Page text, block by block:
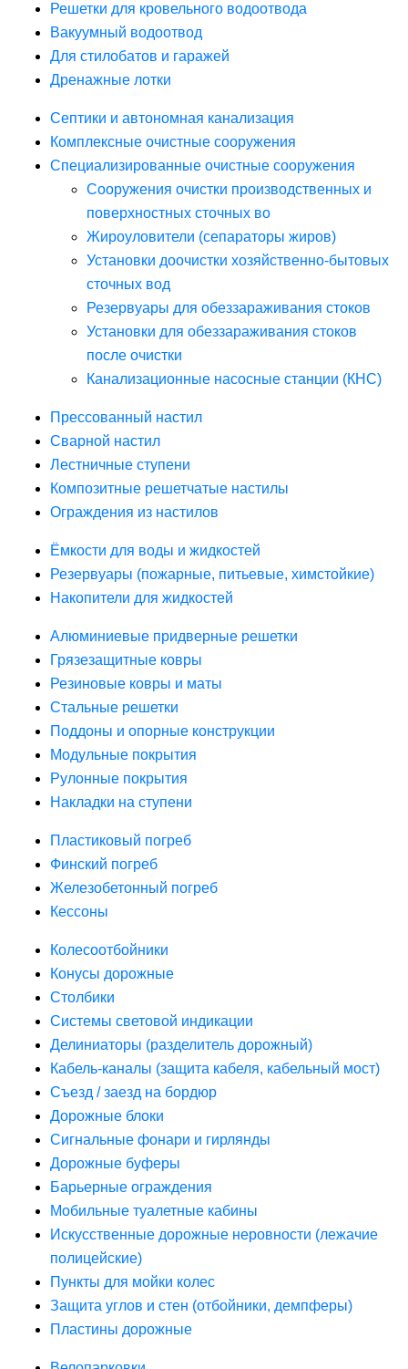
Решетки для кровельного водоотвода
Вакуумный водоотвод
Для стилобатов и гаражей
Дренажные лотки
Септики и автономная канализация
Комплексные очистные сооружения
Специализированные очистные сооружения
Сооружения очистки производственных и
поверхностных сточных во
Жироуловители (сепараторы жиров)
Установки доочистки хозяйственно-бытовых
сточных вод
Резервуары для обеззараживания стоков
Установки для обеззараживания стоков
после очистки
Канализационные насосные станции (КНС)
Прессованный настил
Сварной настил
Лестничные ступени
Композитные решетчатые настилы
Ограждения из настилов
Ёмкости для воды и жидкостей
Резервуары (пожарные, питьевые, химстойкие)
Накопители для жидкостей
Алюминиевые придверные решетки
Грязезащитные ковры
Резиновые ковры и маты
Стальные решетки
Поддоны и опорные конструкции
Модульные покрытия
Рулонные покрытия
Накладки на ступени
Пластиковый погреб
Финский погреб
Железобетонный погреб
Кессоны
Колесоотбойники
Конусы дорожные
Столбики
Системы световой индикации
Делиниаторы (разделитель дорожный)
Кабель-каналы (защита кабеля, кабельный мост)
Съезд / заезд на бордюр
Дорожные блоки
Сигнальные фонари и гирлянды
Дорожные буферы
Барьерные ограждения
Мобильные туалетные кабины
Искусственные дорожные неровности (лежачие
полицейские)
Пункты для мойки колес
Защита углов и стен (отбойники, демпферы)
Пластины дорожные